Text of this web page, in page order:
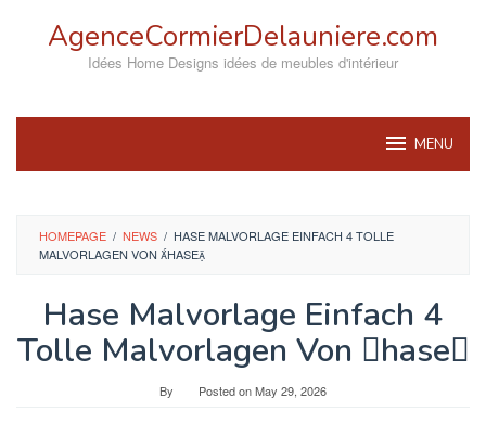
AgenceCormierDelauniere.com
Idées Home Designs idées de meubles d'intérieur
MENU
HOMEPAGE / NEWS / HASE MALVORLAGE EINFACH 4 TOLLE
MALVORLAGEN VON HASE
Hase Malvorlage Einfach 4
Tolle Malvorlagen Von hase
By Posted onMay 29, 2026